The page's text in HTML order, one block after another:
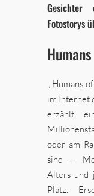
Gesichter
Fotostorys
„ Humans
im Internet
erzählt,
oder am
sind –
Alters und
Platz.